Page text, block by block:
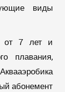
виды
от 7 лет и
плавания,
абонемент